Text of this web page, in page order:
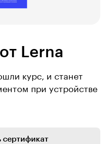
Lerna
курс, и станет
при устройстве
сертификат